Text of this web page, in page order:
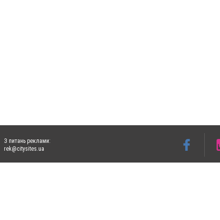
З питань реклами:
rek@citysites.ua